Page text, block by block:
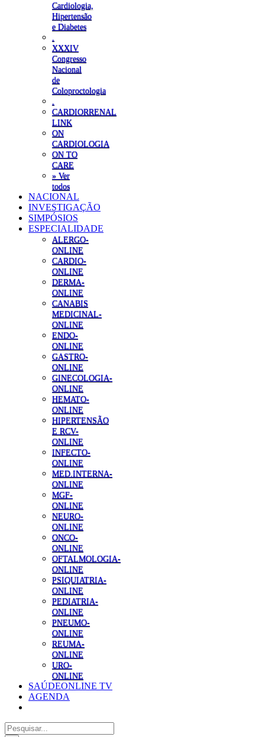
Cardiologia,
Hipertensão
e Diabetes
XXXIV
Congresso
Nacional
de
Coloproctologia
CARDIORRENAL
LINK
ON
CARDIOLOGIA
ON TO
CARE
» Ver
todos
NACIONAL
INVESTIGAÇÃO
SIMPÓSIOS
ESPECIALIDADE
ALERGO-
ONLINE
CARDIO-
ONLINE
DERMA-
ONLINE
CANABIS
MEDICINAL-
ONLINE
ENDO-
ONLINE
GASTRO-
ONLINE
GINECOLOGIA-
ONLINE
HEMATO-
ONLINE
HIPERTENSÃO
E RCV-
ONLINE
INFECTO-
ONLINE
MED.INTERNA-
ONLINE
MGF-
ONLINE
NEURO-
ONLINE
ONCO-
ONLINE
OFTALMOLOGIA-
ONLINE
PSIQUIATRIA-
ONLINE
PEDIATRIA-
ONLINE
PNEUMO-
ONLINE
REUMA-
ONLINE
URO-
ONLINE
SAÚDEONLINE TV
AGENDA
Pesquisar